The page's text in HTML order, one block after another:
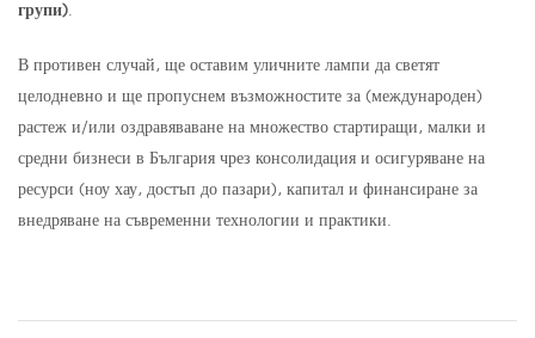
групи).
В противен случай, ще оставим уличните лампи да светят
целодневно и ще пропуснем възможностите за (международен)
растеж и/или оздравяваване на множество стартиращи, малки и
средни бизнеси в България чрез консолидация и осигуряване на
ресурси (ноу хау, достъп до пазари), капитал и финансиране за
внедряване на съвременни технологии и практики.